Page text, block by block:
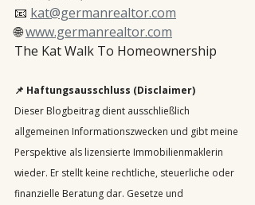
📧 kat@germanrealtor.com
🌐 www.germanrealtor.com
The Kat Walk To Homeownership
📌 Haftungsausschluss (Disclaimer)
Dieser Blogbeitrag dient ausschließlich
allgemeinen Informationszwecken und gibt meine
Perspektive als lizensierte Immobilienmaklerin
wieder. Er stellt keine rechtliche, steuerliche oder
finanzielle Beratung dar. Gesetze und